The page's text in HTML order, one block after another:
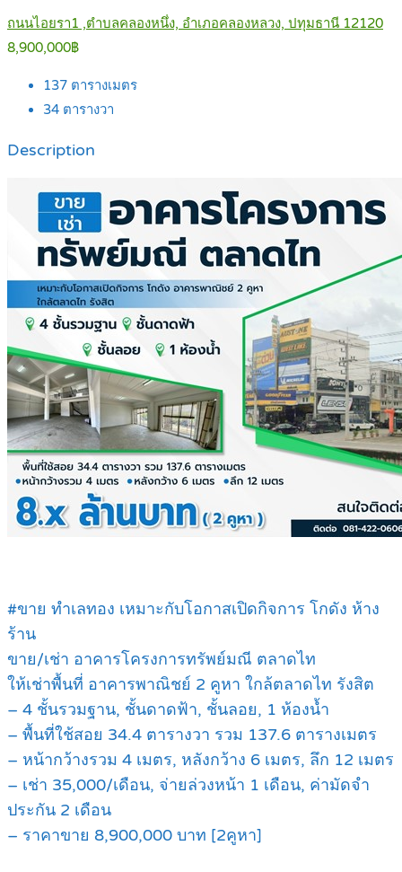
ถนนไอยรา1 ,ตำบลคลองหนึ่ง, อำเภอคลองหลวง, ปทุมธานี 12120
8,900,000฿
137 ตารางเมตร
34 ตารางวา
Description
#ขาย ทำเลทอง เหมาะกับโอกาสเปิดกิจการ โกดัง ห้าง
ร้าน
ขาย/เช่า อาคารโครงการทรัพย์มณี ตลาดไท
ให้เช่าพื้นที่ อาคารพาณิชย์ 2 คูหา ใกล้ตลาดไท รังสิต
– 4 ชั้นรวมฐาน, ชั้นดาดฟ้า, ชั้นลอย, 1 ห้องน้ำ
– พื้นที่ใช้สอย 34.4 ตารางวา รวม 137.6 ตารางเมตร
– หน้ากว้างรวม 4 เมตร, หลังกว้าง 6 เมตร, ลึก 12 เมตร
– เช่า 35,000/เดือน, จ่ายล่วงหน้า 1 เดือน, ค่ามัดจำ
ประกัน 2 เดือน
– ราคาขาย 8,900,000 บาท [2คูหา]